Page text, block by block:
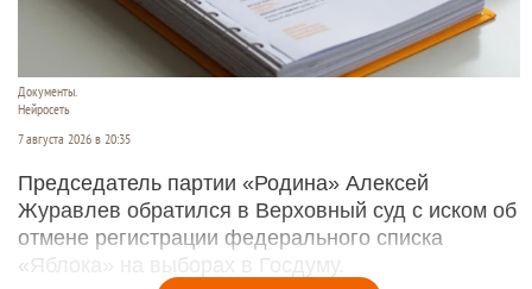
Документы.
Нейросеть
7 августа 2026 в 20:35
Председатель партии «Родина» Алексей
Журавлев обратился в Верховный суд с иском об
отмене регистрации федерального списка
«Яблока» на выборах в Госдуму.